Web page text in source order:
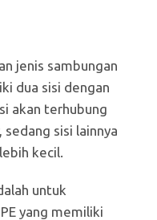
jenis sambungan
dua sisi dengan
akan terhubung
sisi lainnya
kecil.
untuk
yang memiliki